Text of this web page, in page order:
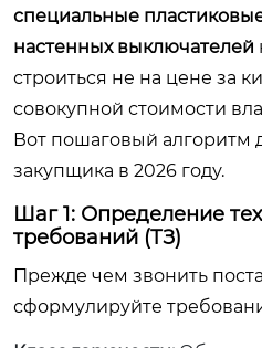
специальные
настенных выключателей
строиться не на цене за
совокупной стоимости
Вот пошаговый алгоритм
закупщика в 2026 году.
Шаг 1: Определение
требований (ТЗ)
Прежде чем звонить
сформулируйте